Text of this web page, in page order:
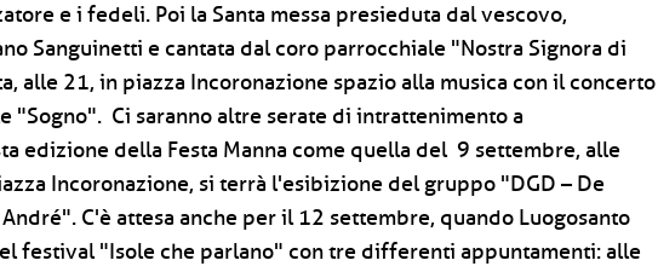
e i fedeli. Poi la Santa messa presieduta dal vescovo,
Sanguinetti e cantata dal coro parrocchiale "Nostra Signora di
alle 21, in piazza Incoronazione spazio alla musica con il concerto
"Sogno". Ci saranno altre serate di intrattenimento a
edizione della Festa Manna come quella del 9 settembre, alle
Incoronazione, si terrà l'esibizione del gruppo "DGD – De
C'è attesa anche per il 12 settembre, quando Luogosanto
festival "Isole che parlano" con tre differenti appuntamenti: alle